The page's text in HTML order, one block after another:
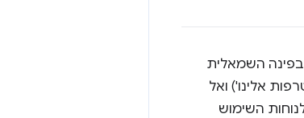
בפינה השמאלית
אלינו') ואל
השימוש